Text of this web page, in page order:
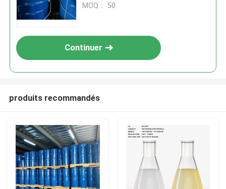
200 kg
MOQ： 50
Continuer
produits recommandés